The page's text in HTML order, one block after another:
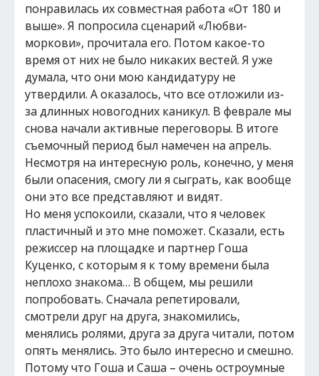
понравилась их совместная работа «От 180 и
выше». Я попросила сценарий «Любви-
моркови», прочитала его. Потом какое-то
время от них не было никаких вестей. Я уже
думала, что они мою кандидатуру не
утвердили. А оказалось, что все отложили из-
за длинных новогодних каникул. В феврале мы
снова начали активные переговоры. В итоге
съемочный период был намечен на апрель.
Несмотря на интересную роль, конечно, у меня
были опасения, смогу ли я сыграть, как вообще
они это все представляют и видят.
Но меня успокоили, сказали, что я человек
пластичный и это мне поможет. Сказали, есть
режиссер на площадке и партнер Гоша
Куценко, с которым я к тому времени была
неплохо знакома… В общем, мы решили
попробовать. Сначала репетировали,
смотрели друг на друга, знакомились,
менялись ролями, друга за друга читали, потом
опять менялись. Это было интересно и смешно.
Потому что Гоша и Саша – очень остроумные